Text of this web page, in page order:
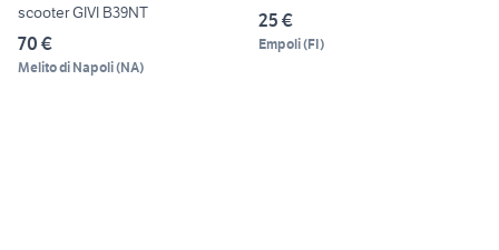
scooter GIVI B39NT
70 €
Melito di Napoli(NA)
25 €
Empoli(FI)